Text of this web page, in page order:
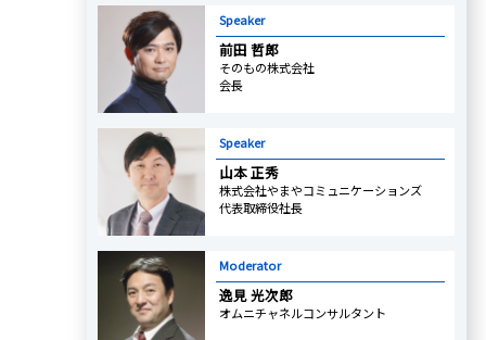
Speaker
前田 哲郎
そのもの株式会社
会長
Speaker
山本 正秀
株式会社やまやコミュニケーションズ
代表取締役社長
Moderator
逸見 光次郎
オムニチャネルコンサルタント